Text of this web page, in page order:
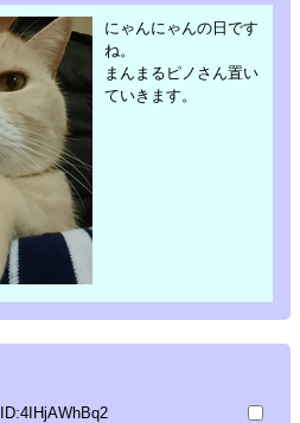
にゃんにゃんの日です
ね。
まんまるピノさん置い
ていきます。
ID:4IHjAWhBq2